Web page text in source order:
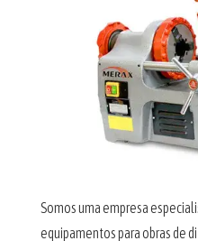
Somos uma empresa
equipamentos para obras de